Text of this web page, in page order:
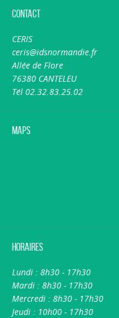
Contact
CERIS
ceris@idsnormandie.fr
Allée de Flore
76380 CANTELEU
Tél 02.32.83.25.02
Maps
Horaires
Lundi : 8h30 - 17h30
Mardi : 8h30 - 17h30
Mercredi : 8h30 - 17h30
Jeudi : 10h00 - 17h30